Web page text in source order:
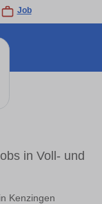
Job
in Voll- und
Kenzingen